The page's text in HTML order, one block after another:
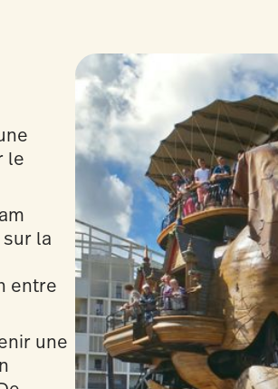
le
la
entre
une